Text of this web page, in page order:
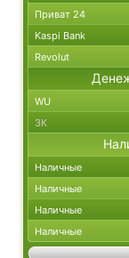
Приват 24
Kaspi Bank
Revolut
WU
ЗК
Наличные
Наличные
Наличные
Наличные